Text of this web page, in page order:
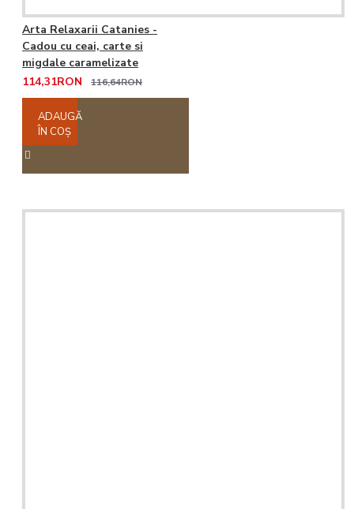
Arta Relaxarii Catanies -
Cadou cu ceai, carte si
migdale caramelizate
114,31RON
116,64RON
ADAUGĂ
ÎN COŞ